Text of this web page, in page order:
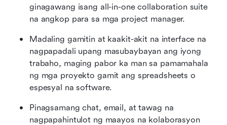
ginagawang isang all-in-one collaboration suite
na angkop para sa mga project manager.
Madaling gamitin at kaakit-akit na interface na
nagpapadali upang masubaybayan ang iyong
trabaho, maging pabor ka man sa pamamahala
ng mga proyekto gamit ang spreadsheets o
espesyal na software.
Pinagsamang chat, email, at tawag na
nagpapahintulot ng maayos na kolaborasyon